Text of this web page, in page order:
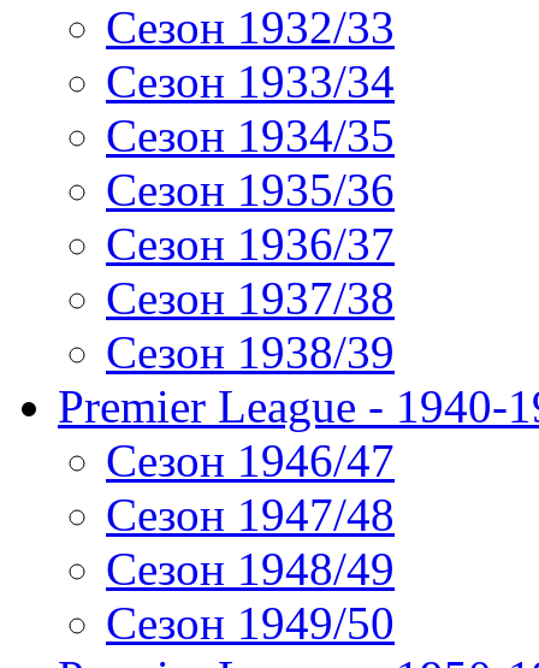
Сезон 1932/33
Сезон 1933/34
Сезон 1934/35
Сезон 1935/36
Сезон 1936/37
Сезон 1937/38
Сезон 1938/39
Premier League - 1940-
Сезон 1946/47
Сезон 1947/48
Сезон 1948/49
Сезон 1949/50